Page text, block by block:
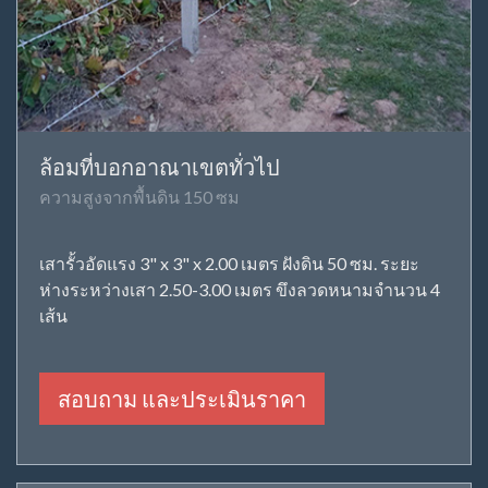
ล้อมที่บอกอาณาเขตทั่วไป
ความสูงจากพื้นดิน 150 ซม
เสารั้วอัดแรง 3" x 3" x 2.00 เมตร ฝังดิน 50 ซม. ระยะ
ห่างระหว่างเสา 2.50-3.00 เมตร ขึงลวดหนามจำนวน 4
เส้น
สอบถาม และประเมินราคา